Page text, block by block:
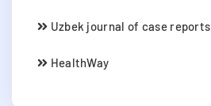
Uzbek journal of case reports
HealthWay